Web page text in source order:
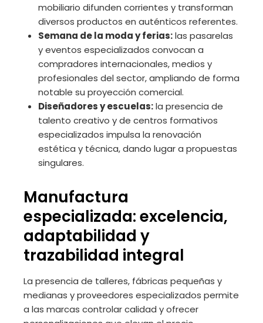
mobiliario difunden corrientes y transforman
diversos productos en auténticos referentes.
Semana de la moda y ferias:las pasarelas
y eventos especializados convocan a
compradores internacionales, medios y
profesionales del sector, ampliando de forma
notable su proyección comercial.
Diseñadores y escuelas:la presencia de
talento creativo y de centros formativos
especializados impulsa la renovación
estética y técnica, dando lugar a propuestas
singulares.
Manufactura
especializada: excelencia,
adaptabilidad y
trazabilidad integral
La presencia de talleres, fábricas pequeñas y
medianas y proveedores especializados permite
a las marcas controlar calidad y ofrecer